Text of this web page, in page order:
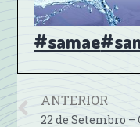
#samae
ANTERIOR